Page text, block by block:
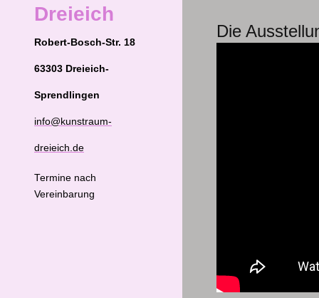
Die
Dreieich
Robert-Bosch-Str. 18
63303 Dreieich-
Sprendlingen
info@kunstraum-
dreieich.de
Termine nach
Vereinbarung